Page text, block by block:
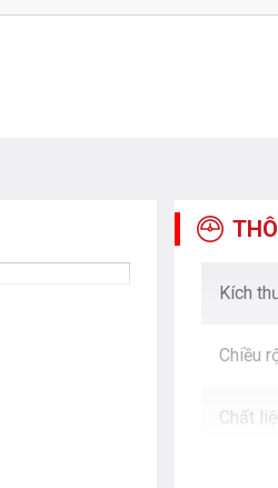
Kích
Chiều
Chất